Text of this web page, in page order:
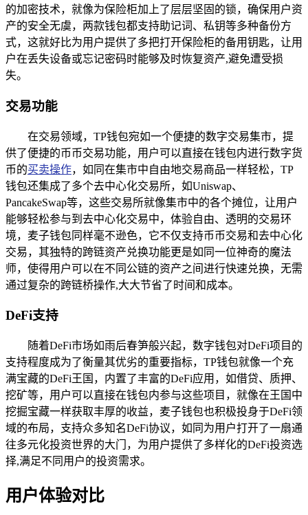
的加密技术，就像为保险柜加上了层层坚固的锁，确保用户资
产的安全无虞，两款钱包都支持助记词、私钥等多种备份方
式，这就好比为用户提供了多把打开保险柜的备用钥匙，让用
户在丢失设备或忘记密码时能够及时恢复资产,避免遭受损
失。
交易功能
在交易领域，TP钱包宛如一个便捷的数字交易集市，提
供了便捷的币币交易功能，用户可以直接在钱包内进行数字货
币的买卖操作，如同在集市中自由地交易商品一样轻松，TP
钱包还集成了多个去中心化交易所，如Uniswap、
PancakeSwap等，这些交易所就像集市中的各个摊位，让用户
能够轻松参与到去中心化交易中，体验自由、透明的交易环
境，麦子钱包同样毫不逊色，它不仅支持币币交易和去中心化
交易，其独特的跨链资产兑换功能更是如同一位神奇的魔法
师，使得用户可以在不同公链的资产之间进行快速兑换，无需
通过复杂的跨链桥操作,大大节省了时间和成本。
DeFi支持
随着DeFi市场如雨后春笋般兴起，数字钱包对DeFi项目的
支持程度成为了衡量其优劣的重要指标，TP钱包就像一个充
满宝藏的DeFi王国，内置了丰富的DeFi应用，如借贷、质押、
挖矿等，用户可以直接在钱包内参与这些项目，就像在王国中
挖掘宝藏一样获取丰厚的收益，麦子钱包也积极投身于DeFi领
域的布局，支持众多知名DeFi协议，如同为用户打开了一扇通
往多元化投资世界的大门，为用户提供了多样化的DeFi投资选
择,满足不同用户的投资需求。
用户体验对比